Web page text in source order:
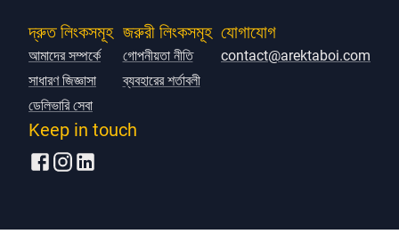
দ্রুত লিংকসমূহ
আমাদের সম্পর্কে
সাধারণ জিজ্ঞাসা
ডেলিভারি সেবা
জরুরী লিংকসমূহ
গোপনীয়তা নীতি
ব্যবহারের শর্তাবলী
যোগাযোগ
contact@arektaboi.com
Keep in touch